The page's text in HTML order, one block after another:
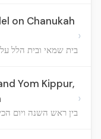
on Chanukah
בית שמאי ובית הלל על
›
Yom Kippur,
בין ראש השנה ויום
›